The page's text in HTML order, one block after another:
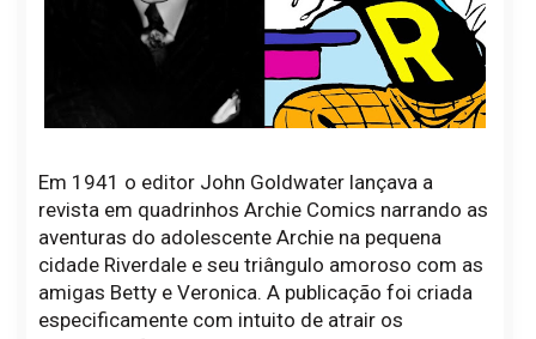
Em 1941 o editor John Goldwater lançava a
revista em quadrinhos Archie Comics narrando as
aventuras do adolescente Archie na pequena
cidade Riverdale e seu triângulo amoroso com as
amigas Betty e Veronica. A publicação foi criada
especificamente com intuito de atrair os